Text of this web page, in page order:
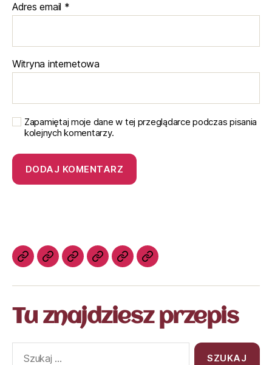
Adres email *
Witryna internetowa
Zapamiętaj moje dane w tej przeglądarce podczas pisania
kolejnych komentarzy.
Tu znajdziesz przepis